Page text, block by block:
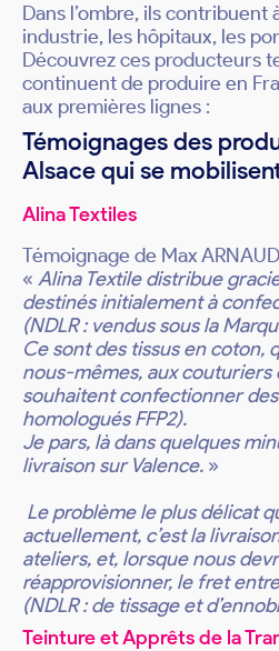
Dans l’ombre, ils contribuent
industrie, les hôpitaux, les
Découvrez ces producteurs
continuent de produire en
aux premières lignes :
Témoignages des
Alsace qui se
Alina Textiles
Témoignage de Max
« Alina Textile distribue
destinés initialement à
(NDLR : vendus sous la
Ce sont des tissus en coton,
nous-mêmes, aux
souhaitent confectionner
homologués FFP2).
Je pars, là dans quelques
livraison sur Valence. »
Le problème le plus délicat
actuellement, c’est la
ateliers, et, lorsque nous
réapprovisionner, le fret
(NDLR : de tissage et
Teinture et Apprêts de la